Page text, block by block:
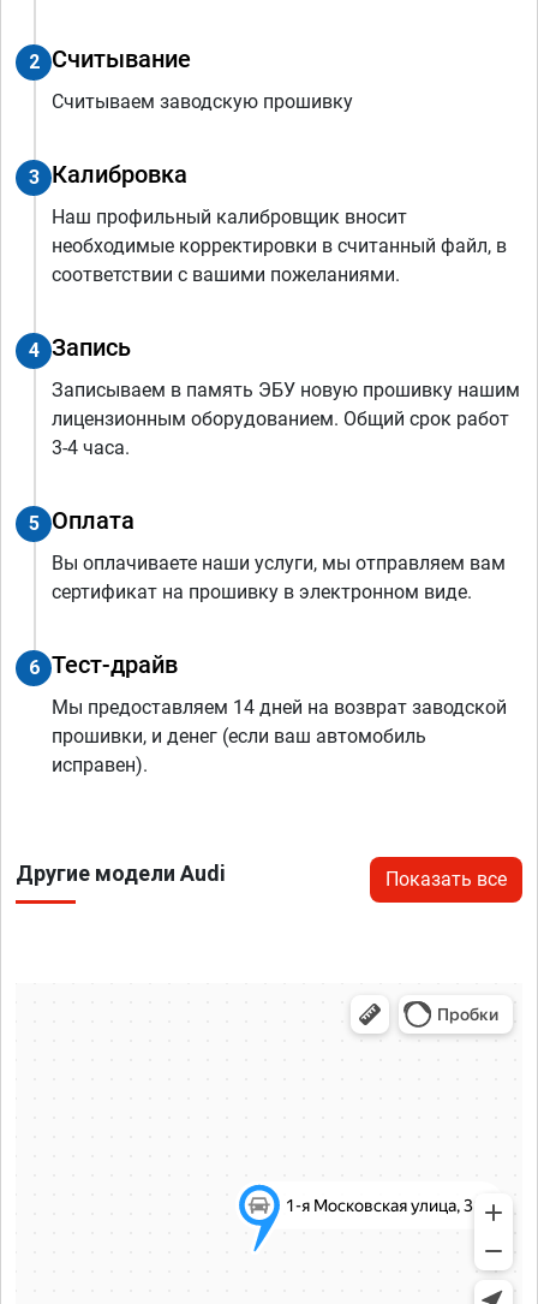
2 Считывание
Считываем заводскую прошивку
3 Калибровка
Наш профильный калибровщик вносит
необходимые корректировки в считанный файл, в
соответствии с вашими пожеланиями.
4 Запись
Записываем в память ЭБУ новую прошивку нашим
лицензионным оборудованием. Общий срок работ
3-4 часа.
5 Оплата
Вы оплачиваете наши услуги, мы отправляем вам
сертификат на прошивку в электронном виде.
6 Тест-драйв
Мы предоставляем 14 дней на возврат заводской
прошивки, и денег (если ваш автомобиль
исправен).
Другие модели Audi Показать все